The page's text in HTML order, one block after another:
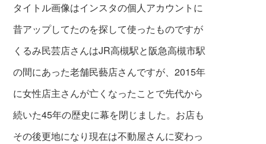
タイトル画像はインスタの個人アカウントに
昔アップしてたのを探して使ったものですが
くるみ民芸店さんはJR高槻駅と阪急高槻市駅
の間にあった老舗民藝店さんですが、2015年
に女性店主さんが亡くなったことで先代から
続いた45年の歴史に幕を閉じました。お店も
その後更地になり現在は不動屋さんに変わっ